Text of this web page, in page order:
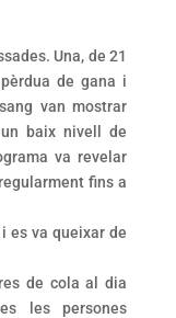
Una, de 21
de gana i
van mostrar
baix nivell de
va revelar
fins a
es va queixar de
de cola al dia
les persones